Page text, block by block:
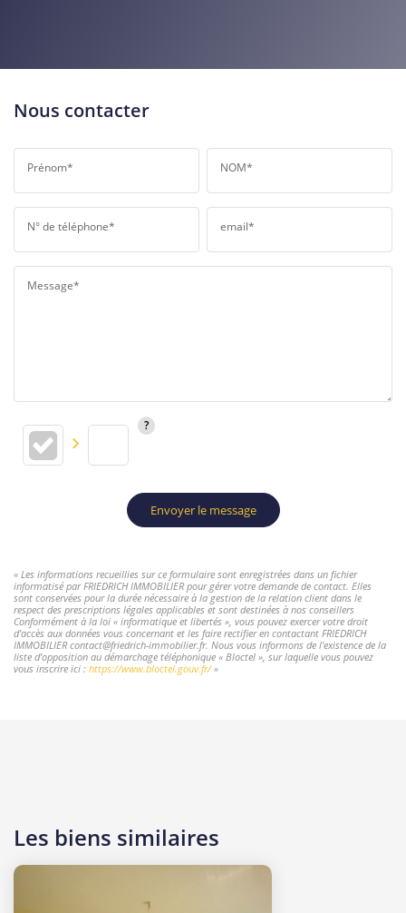
Nous contacter
Prénom* NOM*
N° de téléphone* email*
Message*
Envoyer le message
« Les informations recueillies sur ce formulaire sont enregistrées dans un fichier
informatisé par FRIEDRICH IMMOBILIER pour gérer votre demande de contact. Elles
sont conservées pour la durée nécessaire à la gestion de la relation client dans le
respect des prescriptions légales applicables et sont destinées à nos conseillers
Conformément à la loi « informatique et libertés », vous pouvez exercer votre droit
d'accès aux données vous concernant et les faire rectifier en contactant FRIEDRICH
IMMOBILIER contact@friedrich-immobilier.fr. Nous vous informons de l'existence de la
liste d'opposition au démarchage téléphonique « Bloctel », sur laquelle vous pouvez
vous inscrire ici : https://www.bloctel.gouv.fr/»
Les biens similaires